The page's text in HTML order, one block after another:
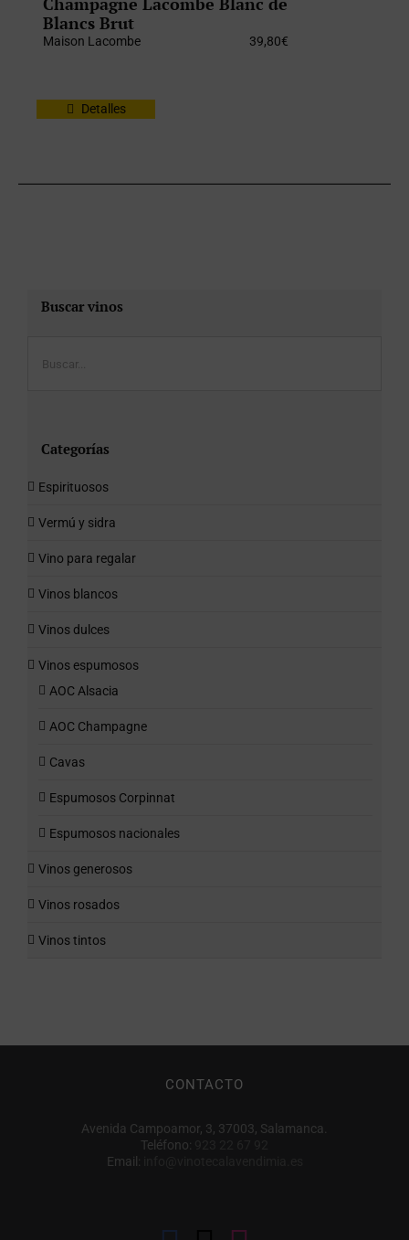
Blancs Brut
Maison Lacombe 39,80€
Detalles
Buscar vinos
Categorías
Espirituosos
Vermú y sidra
Vino para regalar
Vinos blancos
Vinos dulces
Vinos espumosos
AOC Alsacia
AOC Champagne
Cavas
Espumosos Corpinnat
Espumosos nacionales
Vinos generosos
Vinos rosados
Vinos tintos
CONTACTO
Avenida Campoamor, 3, 37003, Salamanca.
Teléfono:
Email: